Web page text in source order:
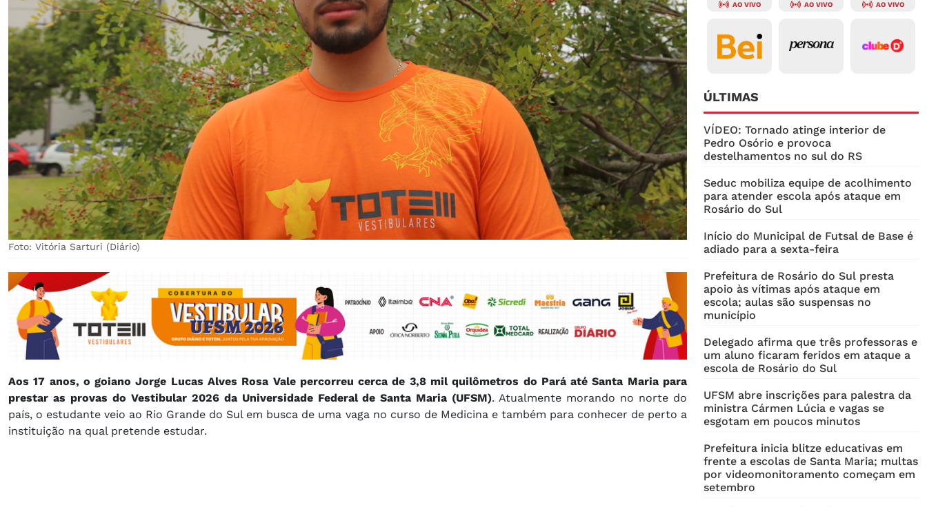
Foto: Vitória Sarturi (Diário)
Aos 17 anos, o goiano Jorge Lucas Alves Rosa Vale percorreu cerca de 3,8 mil quilômetros do Pará até Santa Maria para
prestar as provas do Vestibular 2026 da Universidade Federal de Santa Maria (UFSM). Atualmente morando no norte do
país, o estudante veio ao Rio Grande do Sul em busca de uma vaga no curso de Medicina e também para conhecer de perto a
instituição na qual pretende estudar.
AO VIVO AO VIVO AO VIVO
ÚLTIMAS
VÍDEO: Tornado atinge interior de
Pedro Osório e provoca
destelhamentos no sul do RS
Seduc mobiliza equipe de acolhimento
para atender escola após ataque em
Rosário do Sul
Início do Municipal de Futsal de Base é
adiado para a sexta-feira
Prefeitura de Rosário do Sul presta
apoio às vítimas após ataque em
escola; aulas são suspensas no
município
Delegado afirma que três professoras e
um aluno ficaram feridos em ataque a
escola de Rosário do Sul
UFSM abre inscrições para palestra da
ministra Cármen Lúcia e vagas se
esgotam em poucos minutos
Prefeitura inicia blitze educativas em
frente a escolas de Santa Maria; multas
por videomonitoramento começam em
setembro